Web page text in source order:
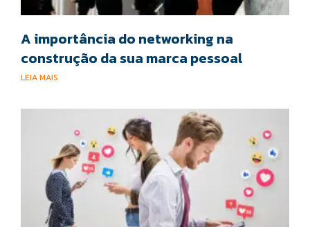
A importância do networking na
construção da sua marca pessoal
LEIA MAIS